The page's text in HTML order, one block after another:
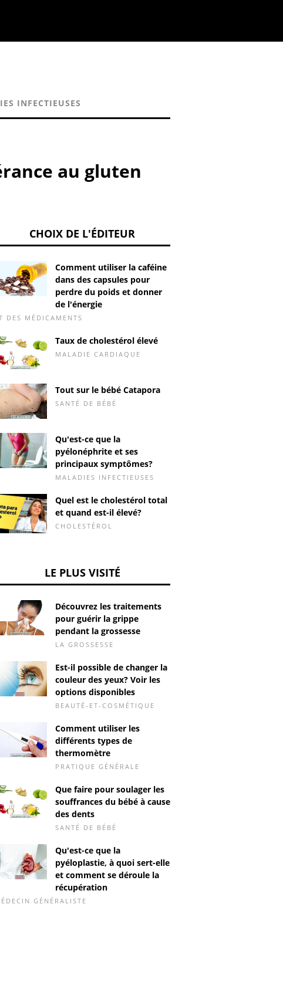
INFECTIEUSES
au gluten
CHOIX DE L'ÉDITEUR
Comment utiliser la caféine
dans des capsules pour
perdre du poids et donner
de l'énergie
DES MÉDICAMENTS
Taux de cholestérol élevé
MALADIE CARDIAQUE
Tout sur le bébé Catapora
SANTÉ DE BÉBÉ
Qu'est-ce que la
pyélonéphrite et ses
principaux symptômes?
MALADIES INFECTIEUSES
Quel est le cholestérol total
et quand est-il élevé?
CHOLESTÉROL
LE PLUS VISITÉ
Découvrez les traitements
pour guérir la grippe
pendant la grossesse
LA GROSSESSE
Est-il possible de changer la
couleur des yeux? Voir les
options disponibles
BEAUTÉ-ET-COSMÉTIQUE
Comment utiliser les
différents types de
thermomètre
PRATIQUE GÉNÉRALE
Que faire pour soulager les
souffrances du bébé à cause
des dents
SANTÉ DE BÉBÉ
Qu'est-ce que la
pyéloplastie, à quoi sert-elle
et comment se déroule la
récupération
GÉNÉRALISTE